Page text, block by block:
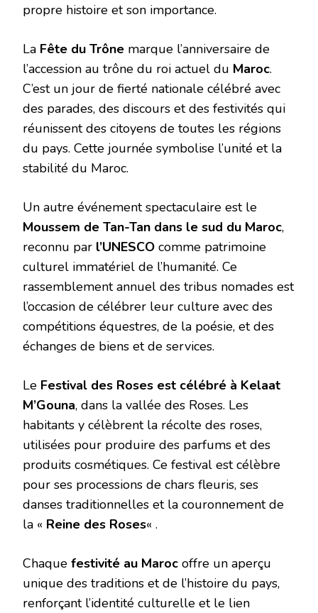
propre histoire et son importance.
La Fête du Trône marque l’anniversaire de
l’accession au trône du roi actuel du Maroc.
C’est un jour de fierté nationale célébré avec
des parades, des discours et des festivités qui
réunissent des citoyens de toutes les régions
du pays. Cette journée symbolise l’unité et la
stabilité du Maroc.
Un autre événement spectaculaire est le
Moussem de Tan-Tan dans le sud du Maroc,
reconnu par l’UNESCO comme patrimoine
culturel immatériel de l’humanité. Ce
rassemblement annuel des tribus nomades est
l’occasion de célébrer leur culture avec des
compétitions équestres, de la poésie, et des
échanges de biens et de services.
Le Festival des Roses est célébré à Kelaat
M’Gouna, dans la vallée des Roses. Les
habitants y célèbrent la récolte des roses,
utilisées pour produire des parfums et des
produits cosmétiques. Ce festival est célèbre
pour ses processions de chars fleuris, ses
danses traditionnelles et la couronnement de
la « Reine des Roses« .
Chaque festivité au Maroc offre un aperçu
unique des traditions et de l’histoire du pays,
renforçant l’identité culturelle et le lien